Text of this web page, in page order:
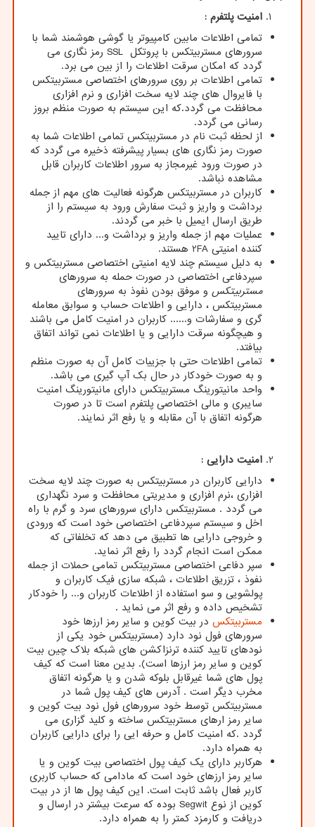
امنیت پلتفرم :
تمامی اطلاعات مابین کامپیوتر یا گوشی هوشمند شما با
سرورهای مستربیتکس با پروتکل SSL رمز نگاری می
گردد که امکان سرقت اطلاعات را از بین می برد.
تمامی اطلاعات بر روی سرورهای اختصاصی مستربیتکس
با فایروال های چند لایه سخت افزاری و نرم افزاری
محافظت می گردد.که این سیستم به صورت منظم بروز
رسانی می گردد.
از لحظه ثبت نام در مستربیتکس تمامی اطلاعات شما به
صورت رمز نگاری های بسیار پیشرفته ذخیره می گردد که
در صورت ورود غیرمجاز به سرور اطلاعات کاربران قابل
مشاهده نباشد.
کاربران در مستربیتکس هرگونه فعالیت های مهم از جمله
برداشت و واریز و ثبت سفارش ورود به سیستم را از
طریق ارسال ایمیل با خبر می گردند.
عملیات مهم از جمله واریز و برداشت و... دارای تایید
کننده امنیتی 2FA هستند.
به دلیل سیستم چند لایه امنیتی اختصاصی مستربیتکس و
سپردفاعی اختصاصی در صورت حمله به سرورهای
مستربیتکس و موفق بودن نفوذ به سرورهای
مستربیتکس ، دارایی و اطلاعات حساب و سوابق معامله
گری و سفارشات و...... کاربران در امنیت کامل می باشند
و هیچگونه سرقت دارایی و یا اطلاعات نمی تواند اتفاق
بیافتد.
تمامی اطلاعات حتی با جزییات کامل آن به صورت منظم
و به صورت خودکار در حال بک آپ گیری می باشد.
واحد مانیتورینگ مستربیتکس دارای مانیتورینگ امنیت
سایبری و مالی اختصاصی پلتفرم است تا در صورت
هرگونه اتفاق با آن مقابله و یا رفع اثر نمایند.
امنیت دارایی :
دارایی کاربران در مستربیتکس به صورت چند لایه سخت
افزاری ،نرم افزاری و مدیریتی محافظت و سرد نگهداری
می گردد . مستربیتکس دارای سرورهای سرد و گرم با راه
اخل و سیستم سپردفاعی اختصاصی خود است که ورودی
و خروجی دارایی ها تطبیق می دهد که تخلفاتی که
ممکن است انجام گردد را رفع اثر نماید.
سپر دفاعی اختصاصی مستربیتکس تمامی حملات از جمله
نفوذ ، تزریق اطلاعات ، شبکه سازی فیک کاربران و
پولشویی و سو استفاده از اطلاعات کاربران و... را خودکار
تشخیص داده و رفع اثر می نماید .
مستربیتکس در بیت کوین و سایر رمز ارزها خود
سرورهای فول نود دارد (مستربیتکس خود یکی از
نودهای تایید کننده ترنزاکشن های شبکه بلاک چین بیت
کوین و سایر رمز ارزها است). بدین معنا است که کیف
پول های شما غیرقابل بلوکه شدن و یا هرگونه اتفاق
مخرب دیگر است . آدرس های کیف پول شما در
مستربیتکس توسط خود سرورهای فول نود بیت کوین و
سایر رمز ارهای مستربیتکس ساخته و کلید گزاری می
گردد .که امنیت کامل و حرفه ایی را برای دارایی کاربران
به همراه دارد.
هرکاربر دارای یک کیف پول اختصاصی بیت کوین و یا
سایر رمز ارزهای خود است که مادامی که حساب کاربری
کاربر فعال باشد ثابت است. این کیف پول ها از در بیت
کوین از نوع Segwit بوده که سرعت بیشتر در ارسال و
دریافت و کارمزد کمتر را به همراه دارد.